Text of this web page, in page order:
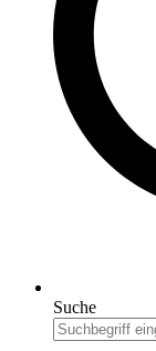
Suche